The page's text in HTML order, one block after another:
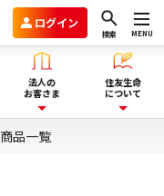
ログイン
検索 MENU
法人の
お客さま
住友生命
について
商品一覧